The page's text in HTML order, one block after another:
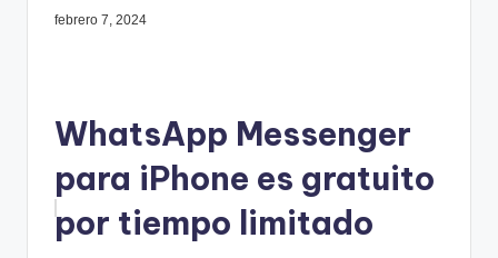
febrero 7, 2024
WhatsApp Messenger
para iPhone es gratuito
por tiempo limitado